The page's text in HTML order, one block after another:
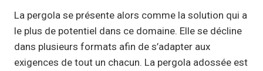
La pergola se présente alors comme la solution qui a
le plus de potentiel dans ce domaine. Elle se décline
dans plusieurs formats afin de s’adapter aux
exigences de tout un chacun. La pergola adossée est